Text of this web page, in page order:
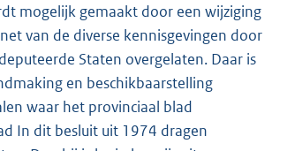
mogelijk gemaakt door een wijziging
van de diverse kennisgevingen door
Staten overgelaten. Daar is
en beschikbaarstelling
waar het provinciaal blad
In dit besluit uit 1974 dragen